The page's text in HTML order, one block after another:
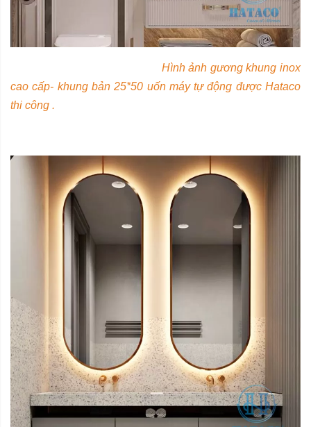
Hình ảnh gương khung inox
cao cấp- khung bản 25*50 uốn máy tự động được Hataco
thi công .